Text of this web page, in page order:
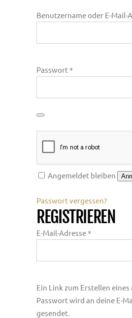
Benutzername oder E-Mail-
Passwort*Erforderlich
Angemeldet bleiben
Passwort vergessen?
REGISTRIEREN
E-Mail-Adresse*Erforderlich
Ein Link zum Erstellen eines
Passwort wird an deine E-
gesendet.